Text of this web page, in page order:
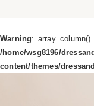
Warning:
/home/wsg8196/
content/themes/